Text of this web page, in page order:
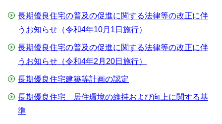
長期優良住宅の普及の促進に関する法律等の改正に伴
うお知らせ（令和4年10月1日施行）
長期優良住宅の普及の促進に関する法律等の改正に伴
うお知らせ（令和4年2月20日施行）
長期優良住宅建築等計画の認定
長期優良住宅 居住環境の維持および向上に関する基
準